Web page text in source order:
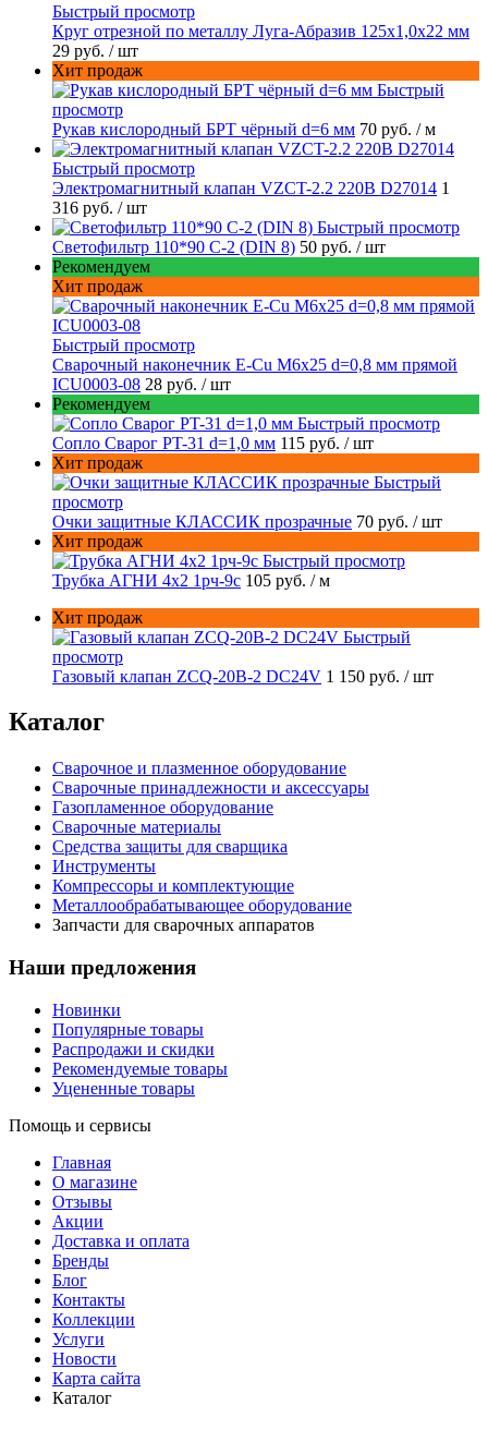
Быстрый просмотр
Круг отрезной по металлу Луга-Абразив 125x1,0x22 мм
29 руб. / шт
Хит продаж
Быстрый
просмотр
Рукав кислородный БРТ чёрный d=6 мм 70 руб. / м
Быстрый просмотр
Электромагнитный клапан VZCT-2.2 220В D27014 1
316 руб. / шт
Быстрый просмотр
Светофильтр 110*90 С-2 (DIN 8) 50 руб. / шт
Рекомендуем
Хит продаж
Быстрый просмотр
Сварочный наконечник E-Cu M6x25 d=0,8 мм прямой
ICU0003-08 28 руб. / шт
Рекомендуем
Быстрый просмотр
Сопло Сварог PT-31 d=1,0 мм 115 руб. / шт
Хит продаж
Быстрый
просмотр
Очки защитные КЛАССИК прозрачные 70 руб. / шт
Хит продаж
Быстрый просмотр
Трубка АГНИ 4х2 1рч-9с 105 руб. / м
Хит продаж
Быстрый
просмотр
Газовый клапан ZCQ-20B-2 DC24V 1 150 руб. / шт
Каталог
Сварочное и плазменное оборудование
Сварочные принадлежности и аксессуары
Газопламенное оборудование
Сварочные материалы
Средства защиты для сварщика
Инструменты
Компрессоры и комплектующие
Металлообрабатывающее оборудование
Запчасти для сварочных аппаратов
Наши предложения
Новинки
Популярные товары
Распродажи и скидки
Рекомендуемые товары
Уцененные товары
Помощь и сервисы
Главная
О магазине
Отзывы
Акции
Доставка и оплата
Бренды
Блог
Контакты
Коллекции
Услуги
Новости
Карта сайта
Каталог